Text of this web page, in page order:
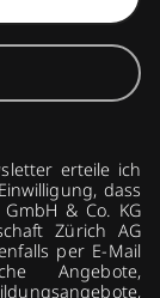
erteile ich
dass
& Co. KG
Zürich AG
per E-Mail
Angebote,